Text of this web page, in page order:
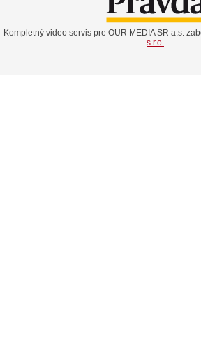
Kompletný video servis pre OUR MEDIA SR a.s.
s.r.o..